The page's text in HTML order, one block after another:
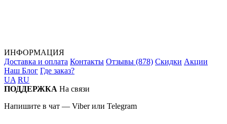
ИНФОРМАЦИЯ
Доставка и оплата Контакты Отзывы (878) Скидки Акции
Наш Блог Где заказ?
UA RU
ПОДДЕРЖКА На связи
Напишите в чат — Viber или Telegram